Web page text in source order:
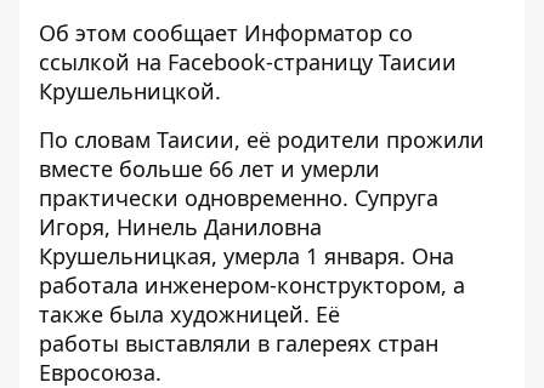
Об этом сообщает Информатор со
ссылкой на Facebook-страницу Таисии
Крушельницкой.
По словам Таисии, её родители прожили
вместе больше 66 лет и умерли
практически одновременно. Супруга
Игоря, Нинель Даниловна
Крушельницкая, умерла 1 января. Она
работала инженером-конструктором, а
также была художницей. Её
работы выставляли в галереях стран
Евросоюза.